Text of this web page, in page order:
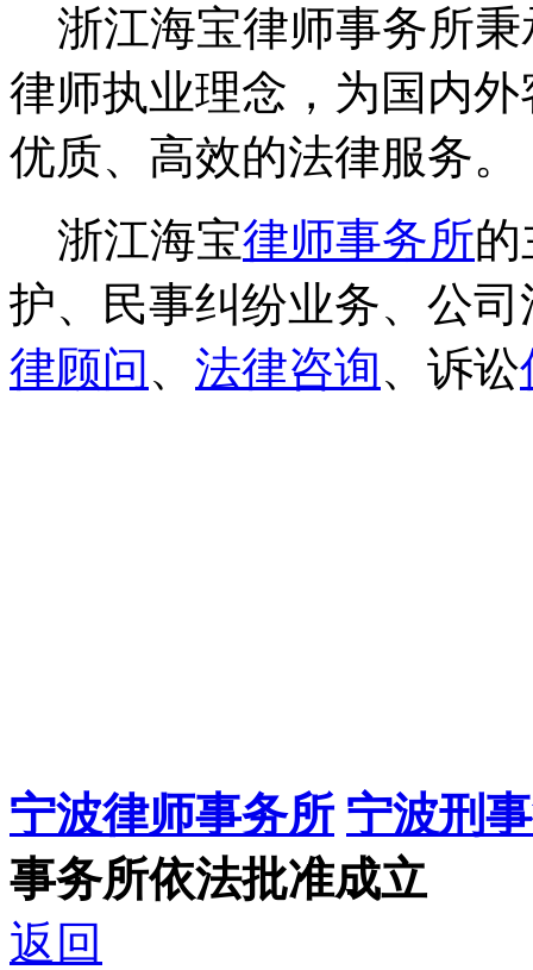
浙江海宝律师事务所秉
律师执业理念，为国内
优质、高效的法律服务。
浙江海宝律师事务所
护、民事纠纷业务、公
律顾问、 法律咨询、诉讼
宁波律师事务所 宁波刑
事务所依法批准成立
返回